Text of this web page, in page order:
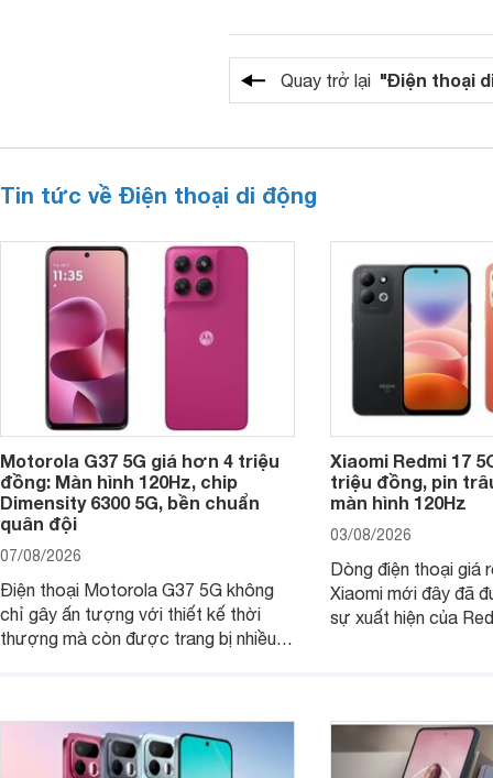
Quay trở lại "Điện thoại
Tin tức về Điện thoại di động
Motorola G37 5G giá hơn 4 triệu
đồng: Màn hình 120Hz, chip
Dimensity 6300 5G, bền chuẩn
quân đội
07/08/2026
Điện thoại Motorola G37 5G không
chỉ gây ấn tượng với thiết kế thời
thượng mà còn được trang bị nhiều
Xiaomi Redmi 17
triệu đồng, pin
màn hình 120Hz
03/08/2026
Dòng điện thoại giá
Xiaomi mới đây đã
sự xuất hiện của